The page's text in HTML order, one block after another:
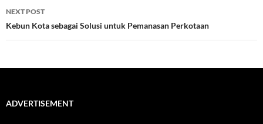
NEXT POST
Kebun Kota sebagai Solusi untuk Pemanasan Perkotaan
ADVERTISEMENT